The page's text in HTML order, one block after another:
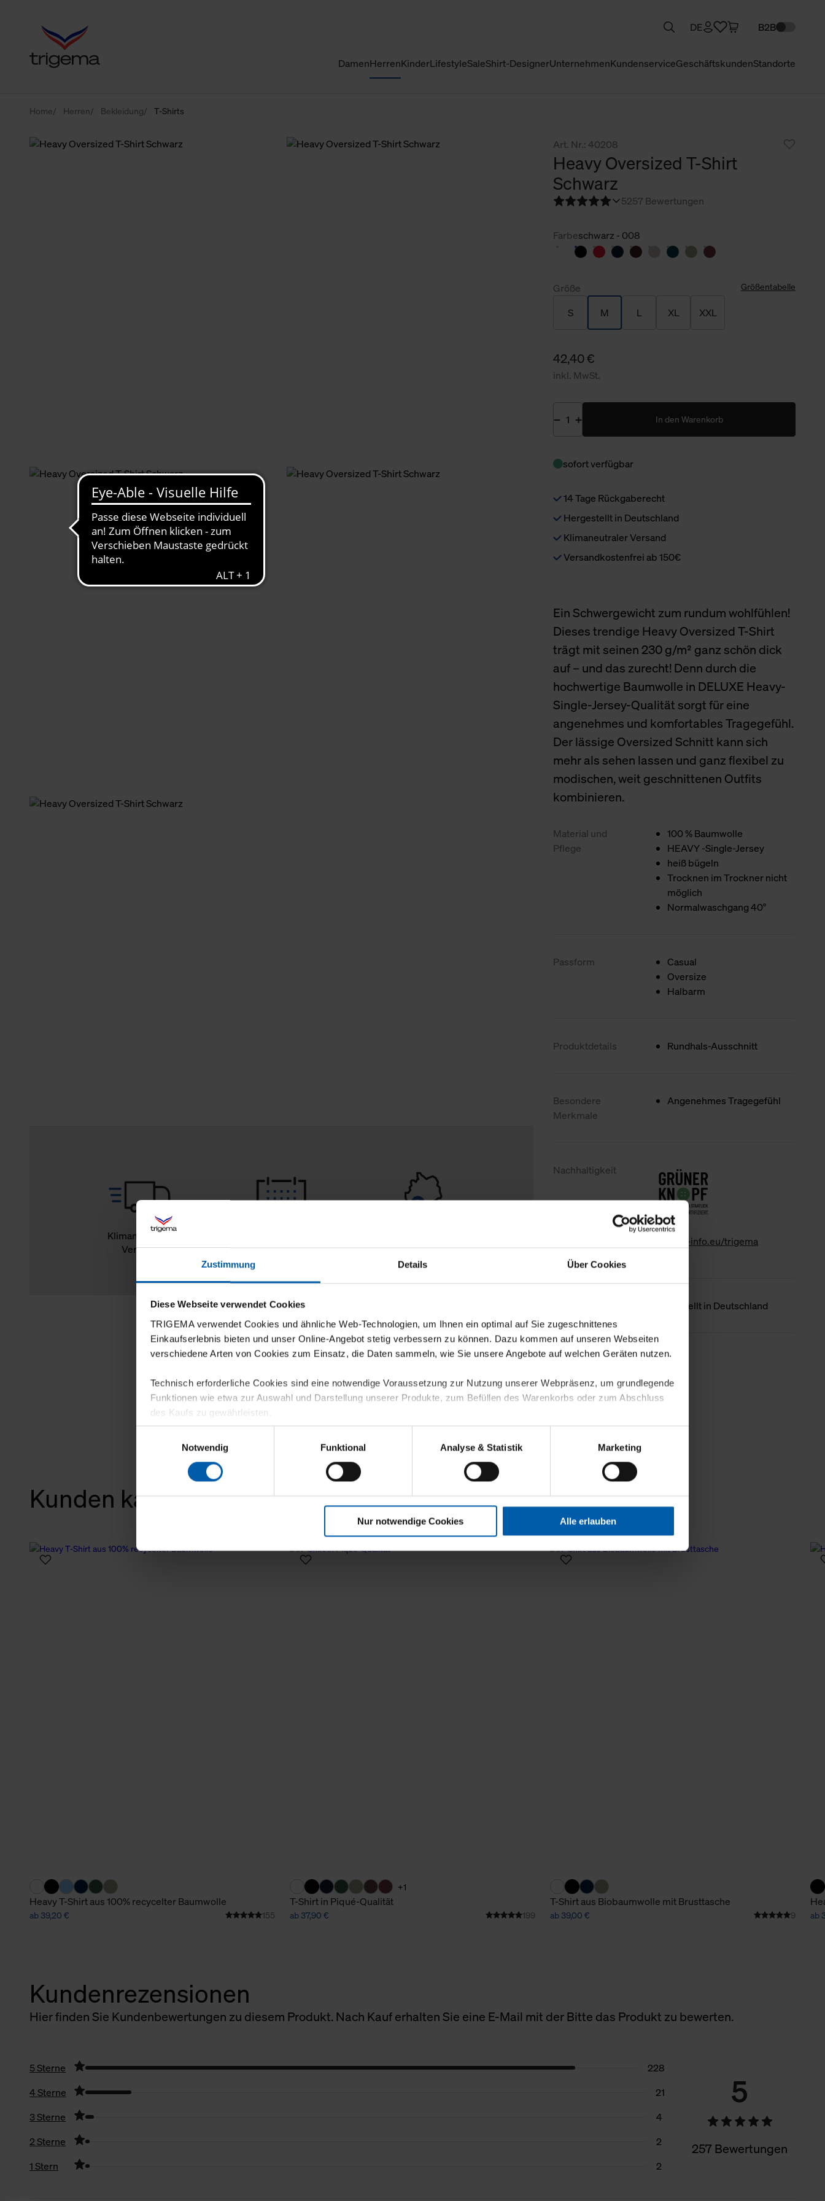
Zustimmung Details Über Cookies
Diese Webseite verwendet Cookies
TRIGEMA verwendet Cookies und ähnliche Web-Technologien, um Ihnen ein optimal auf Sie zugeschnittenes
Einkaufserlebnis bieten und unser Online-Angebot stetig verbessern zu können. Dazu kommen auf unseren Webseiten
verschiedene Arten von Cookies zum Einsatz, die Daten sammeln, wie Sie unsere Angebote auf welchen Geräten nutzen.
Technisch erforderliche Cookies sind eine notwendige Voraussetzung zur Nutzung unserer Webpräsenz, um grundlegende
Funktionen wie etwa zur Auswahl und Darstellung unserer Produkte, zum Befüllen des Warenkorbs oder zum Abschluss
des Kaufs zu gewährleisten.
Für die Darstellung personalisierter Angebote, Anzeigen und Inhalte aufgrund Ihres Nutzerverhaltens und Ihres Profils
sowie für Marketing-, Statistik- und Tracking-Zwecke zur Analyse und Optimierung unserer Webpräsenz speichern wir
personenbezogene Informationen. Diese übermitteln wir in anonymisierter Form an Dritte wie etwa unsere
Klicken Sie auf "Alle erlauben", damit wir alle Cookies und Web-Technologien für Ihr personalisiertes Einkaufserlebnis
verwenden dürfen. Über die jeweiligen Schaltflächen können Sie die Arten der Cookies selbst festlegen, die Sie erlauben
erlauben möchten, verwenden wir lediglich die erwähnten technisch erforderlichen Cookies.
Notwendig
Funktional Analyse & Statistik Marketing
Nur notwendige Cookies Alle erlauben
DamenHerrenKinderLifestyleSaleShirt-DesignerUnternehmenKundenserviceGeschäftskundenStandorte
DE B2B
Home Herren Bekleidung T-Shirts
Klimaneutraler
Versand
Rückgaberecht
Burladingen
Art. Nr.: 40208
Heavy Oversized T-Shirt
Schwarz
5257 Bewertungen
Farbeschwarz - 008
Größe Größentabelle
S M L XL XXL
42,40 €
inkl. MwSt.
In den Warenkorb
sofort verfügbar
14 Tage Rückgaberecht
Hergestellt in Deutschland
Klimaneutraler Versand
Versandkostenfrei ab 150€
Ein Schwergewicht zum rundum wohlfühlen!
Dieses trendige Heavy Oversized T-Shirt
trägt mit seinen 230 g/m² ganz schön dick
auf – und das zurecht! Denn durch die
hochwertige Baumwolle in DELUXE Heavy-
Single-Jersey-Qualität sorgt für eine
angenehmes und komfortables Tragegefühl.
Der lässige Oversized Schnitt kann sich
mehr als sehen lassen und ganz flexibel zu
modischen, weit geschnittenen Outfits
kombinieren.
Material und
Pflege
100 % Baumwolle
HEAVY -Single-Jersey
heiß bügeln
Trocknen im Trockner nicht
möglich
Normalwaschgang 40°
Passform
Casual
Oversize
Halbarm
Produktdetails Rundhals-Ausschnitt
Besondere
Merkmale
Angenehmes Tragegefühl
Nachhaltigkeit
www.gk-info.eu/trigema
Hergestellt in Deutschland
Weniger Details
Kunden kauften auch
Heavy T-Shirt aus 100% recycelter Baumwolle
ab 39,20 € 155
+1
T-Shirt in Piqué-Qualität
ab 37,90 € 199
T-Shirt aus Biobaumwolle mit Brusttasche
ab 39,00 € 9 ab
Kundenrezensionen
Hier finden Sie Kundenbewertungen zu diesem Produkt. Nach Kauf erhalten Sie eine E-Mail mit der Bitte das Produkt zu bewerten.
5
257 Bewertungen
5 Sterne
228
4 Sterne
21
3 Sterne
4
2 Sterne
2
1 Stern
2